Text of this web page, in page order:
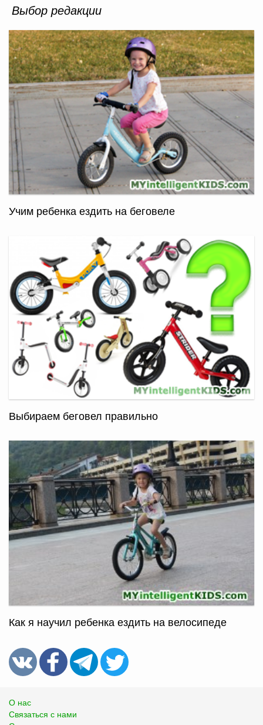
Выбор редакции
Учим ребенка ездить на беговеле
Выбираем беговел правильно
Как я научил ребенка ездить на велосипеде
О нас
Связаться с нами